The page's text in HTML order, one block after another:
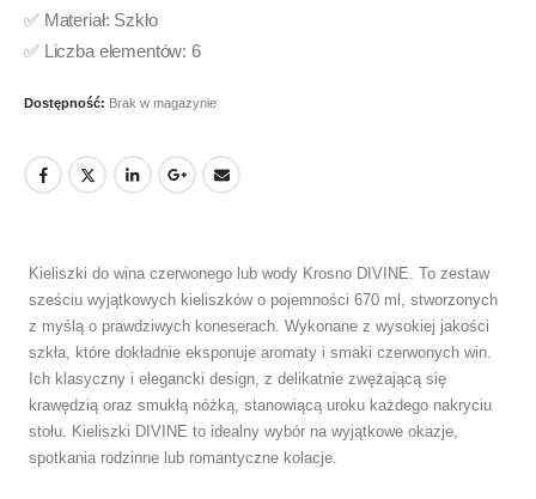
✅ Materiał: Szkło
✅ Liczba elementów: 6
Dostępność: Brak w magazynie
Kieliszki do wina czerwonego lub wody Krosno DIVINE. To zestaw
sześciu wyjątkowych kieliszków o pojemności 670 ml, stworzonych
z myślą o prawdziwych koneserach. Wykonane z wysokiej jakości
szkła, które dokładnie eksponuje aromaty i smaki czerwonych win.
Ich klasyczny i elegancki design, z delikatnie zwężającą się
krawędzią oraz smukłą nóżką, stanowiącą uroku każdego nakryciu
stołu. Kieliszki DIVINE to idealny wybór na wyjątkowe okazje,
spotkania rodzinne lub romantyczne kolacje.